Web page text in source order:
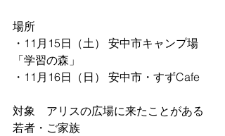
場所
・11月15日（土） 安中市キャンプ場
「学習の森」
・11月16日（日） 安中市・すずCafe
対象　アリスの広場に来たことがある
若者・ご家族